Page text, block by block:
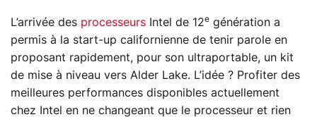
L’arrivée des processeurs Intel de 12e génération a
permis à la start-up californienne de tenir parole en
proposant rapidement, pour son ultraportable, un kit
de mise à niveau vers Alder Lake. L’idée ? Profiter des
meilleures performances disponibles actuellement
chez Intel en ne changeant que le processeur et rien